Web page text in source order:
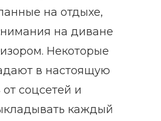
на отдыхе,
на диване
Некоторые
в настоящую
соцсетей и
каждый